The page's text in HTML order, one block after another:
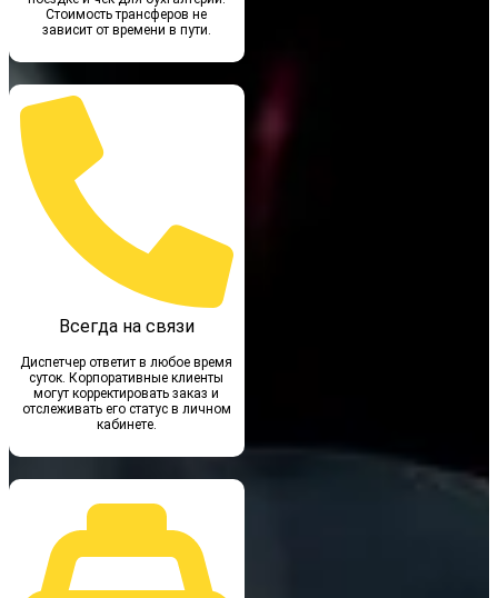
Стоимость трансферов не
зависит от времени в пути.
Всегда на связи
Диспетчер ответит в любое время
суток. Корпоративные клиенты
могут корректировать заказ и
отслеживать его статус в личном
кабинете.